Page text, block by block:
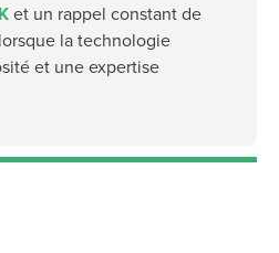
et un rappel constant de
la technologie
et une expertise